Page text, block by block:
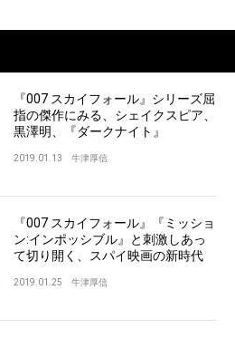
『007 スカイフォール』シリーズ屈
指の傑作にみる、シェイクスピア、
黒澤明、『ダークナイト』
2019.01.13 牛津厚信
『007 スカイフォール』『ミッショ
ン:インポッシブル』と刺激しあっ
て切り開く、スパイ映画の新時代
2019.01.25 牛津厚信